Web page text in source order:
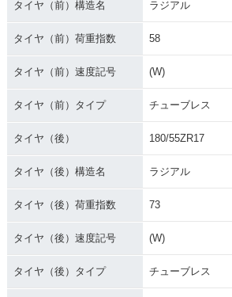
タイヤ（前）構造名 ラジアル
タイヤ（前）荷重指数 58
タイヤ（前）速度記号 (W)
タイヤ（前）タイプ チューブレス
タイヤ（後） 180/55ZR17
タイヤ（後）構造名 ラジアル
タイヤ（後）荷重指数 73
タイヤ（後）速度記号 (W)
タイヤ（後）タイプ チューブレス